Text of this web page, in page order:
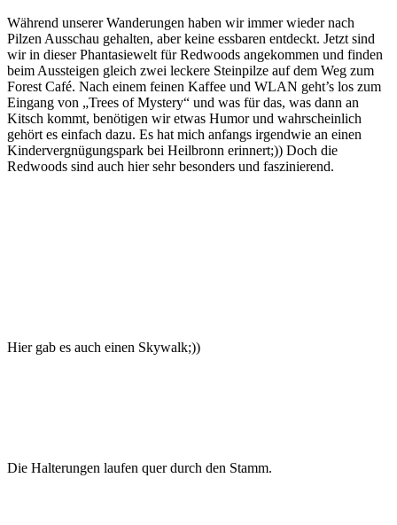
Während unserer Wanderungen haben wir immer wieder nach
Pilzen Ausschau gehalten, aber keine essbaren entdeckt. Jetzt sind
wir in dieser Phantasiewelt für Redwoods angekommen und finden
beim Aussteigen gleich zwei leckere Steinpilze auf dem Weg zum
Forest Café. Nach einem feinen Kaffee und WLAN geht’s los zum
Eingang von „Trees of Mystery“ und was für das, was dann an
Kitsch kommt, benötigen wir etwas Humor und wahrscheinlich
gehört es einfach dazu. Es hat mich anfangs irgendwie an einen
Kindervergnügungspark bei Heilbronn erinnert;)) Doch die
Redwoods sind auch hier sehr besonders und faszinierend.
Hier gab es auch einen Skywalk;))
Die Halterungen laufen quer durch den Stamm.